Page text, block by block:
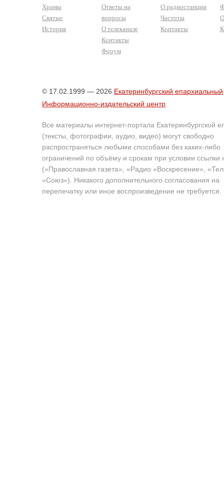
Храмы
Святые
История
Ответы на
вопросы
О телеканале
Контакты
Форум
О радиостанции
Частоты
Контакты
© 17.02.1999 — 2026 Екатеринбургский епархиальный
Информационно-издательский центр
Все материалы интернет-портала Екатеринбургской
(тексты, фотографии, аудио, видео) могут свободно
распространяться любыми способами без каких-либо
ограничений по объёму и срокам при условии ссылки
(«Православная газета», «Радио «Воскресение»,
«Союз»). Никакого дополнительного согласования на
перепечатку или иное воспроизведение не требуется.